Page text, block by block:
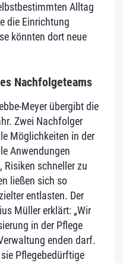
Alltag
die Einrichtung
könnten dort neue
Nachfolgeteams
Meyer übergibt die
Zwei Nachfolger
Möglichkeiten in der
Anwendungen
schneller zu
ließen sich so
entlasten. Der
Müller erklärt: „Wir
in der Pflege
enden darf.
Pflegebedürftige